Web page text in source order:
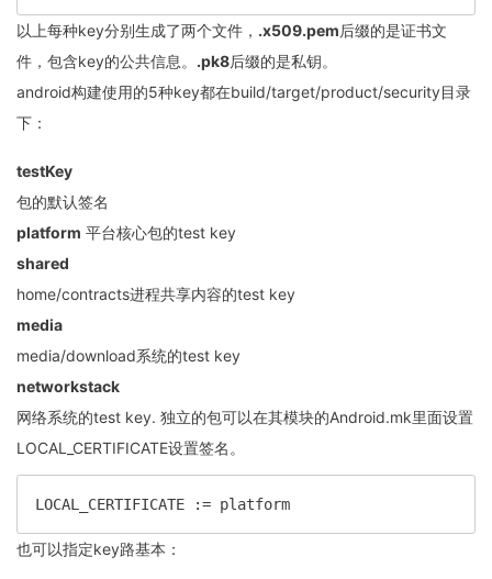
以上每种key分别生成了两个文件， .x509.pem后缀的是证书文
件，包含key的公共信息。 .pk8后缀的是私钥。
android构建使用的5种key都在build/target/product/security目录
下：
testKey
包的默认签名
platform 平台核心包的test key
shared
home/contracts进程共享内容的test key
media
media/download系统的test key
networkstack
网络系统的test key. 独立的包可以在其模块的Android.mk里面设置
LOCAL_CERTIFICATE设置签名。
LOCAL_CERTIFICATE := platform
也可以指定key路基本：